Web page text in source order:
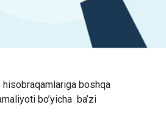
hisobraqamlariga boshqa
bo’yicha ba’zi